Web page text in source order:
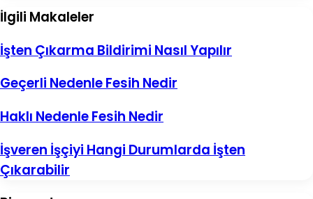
Engellenmesi
Suçu
(TCK
112)
İlgili Makaleler
İşten Çıkarma Bildirimi Nasıl Yapılır
Geçerli Nedenle Fesih Nedir
Haklı Nedenle Fesih Nedir
İşveren İşçiyi Hangi Durumlarda İşten
Çıkarabilir